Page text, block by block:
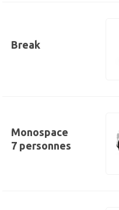
Break
Monospace
7 personnes